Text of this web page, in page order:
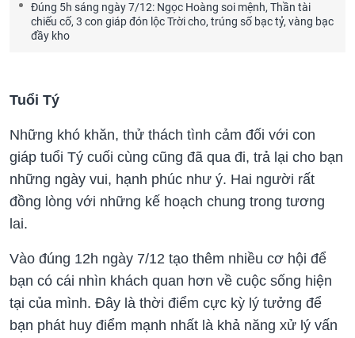
Đúng 5h sáng ngày 7/12: Ngọc Hoàng soi mệnh, Thần tài
chiếu cố, 3 con giáp đón lộc Trời cho, trúng số bạc tỷ, vàng bạc
đầy kho
Tuổi Tý
Những khó khăn, thử thách tình cảm đối với con
giáp tuổi Tý cuối cùng cũng đã qua đi, trả lại cho bạn
những ngày vui, hạnh phúc như ý. Hai người rất
đồng lòng với những kế hoạch chung trong tương
lai.
Vào đúng 12h ngày 7/12 tạo thêm nhiều cơ hội để
bạn có cái nhìn khách quan hơn về cuộc sống hiện
tại của mình. Đây là thời điểm cực kỳ lý tưởng để
bạn phát huy điểm mạnh nhất là khả năng xử lý vấn